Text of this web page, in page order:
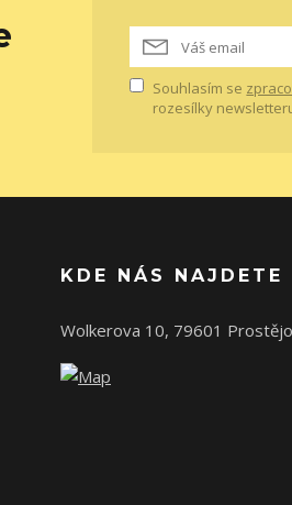
Souhlasím se
rozesílky
KDE NÁS NAJDETE
Wolkerova 10, 79601